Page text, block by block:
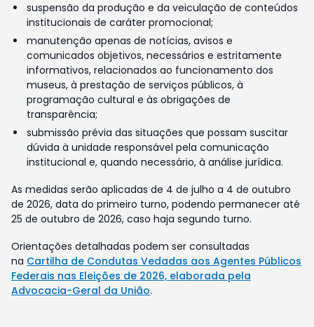
suspensão da produção e da veiculação de conteúdos
institucionais de caráter promocional;
manutenção apenas de notícias, avisos e
comunicados objetivos, necessários e estritamente
informativos, relacionados ao funcionamento dos
museus, à prestação de serviços públicos, à
programação cultural e às obrigações de
transparência;
submissão prévia das situações que possam suscitar
dúvida à unidade responsável pela comunicação
institucional e, quando necessário, à análise jurídica.
As medidas serão aplicadas de 4 de julho a 4 de outubro
de 2026, data do primeiro turno, podendo permanecer até
25 de outubro de 2026, caso haja segundo turno.
Orientações detalhadas podem ser consultadas
na Cartilha de Condutas Vedadas aos Agentes Públicos
Federais nas Eleições de 2026, elaborada pela
Advocacia-Geral da União.